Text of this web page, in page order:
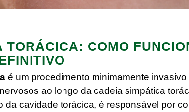
TORÁCICA: COMO
é um procedimento minimamente
ao longo da cadeia simpática
da cavidade torácica, é responsável por